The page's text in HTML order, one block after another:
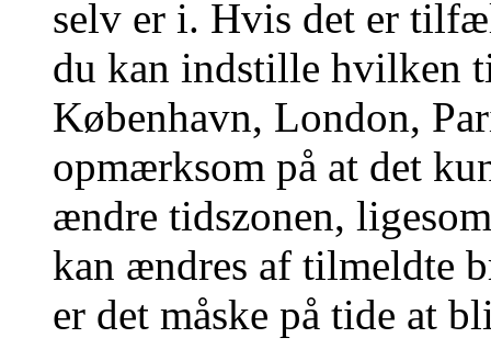
selv er i. Hvis det er
du kan indstille hvilken
København, London,
opmærksom på at det
ændre tidszonen,
kan ændres af tilmeldte
er det måske på tide at